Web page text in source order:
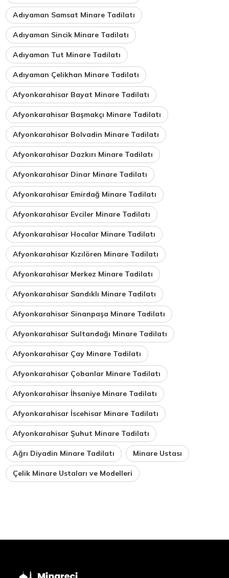
Adıyaman Samsat Minare Tadilatı
Adıyaman Sincik Minare Tadilatı
Adıyaman Tut Minare Tadilatı
Adıyaman Çelikhan Minare Tadilatı
Afyonkarahisar Bayat Minare Tadilatı
Afyonkarahisar Başmakçı Minare Tadilatı
Afyonkarahisar Bolvadin Minare Tadilatı
Afyonkarahisar Dazkırı Minare Tadilatı
Afyonkarahisar Dinar Minare Tadilatı
Afyonkarahisar Emirdağ Minare Tadilatı
Afyonkarahisar Evciler Minare Tadilatı
Afyonkarahisar Hocalar Minare Tadilatı
Afyonkarahisar Kızılören Minare Tadilatı
Afyonkarahisar Merkez Minare Tadilatı
Afyonkarahisar Sandıklı Minare Tadilatı
Afyonkarahisar Sinanpaşa Minare Tadilatı
Afyonkarahisar Sultandağı Minare Tadilatı
Afyonkarahisar Çay Minare Tadilatı
Afyonkarahisar Çobanlar Minare Tadilatı
Afyonkarahisar İhsaniye Minare Tadilatı
Afyonkarahisar İscehisar Minare Tadilatı
Afyonkarahisar Şuhut Minare Tadilatı
Ağrı Diyadin Minare Tadilatı Minare Ustası
Çelik Minare Ustaları ve Modelleri